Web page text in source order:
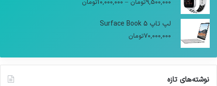
9,500,000تومان –
10,000,000تومان
لپ تاپ Surface Book 5
70,000,000تومان
نوشته‌های تازه